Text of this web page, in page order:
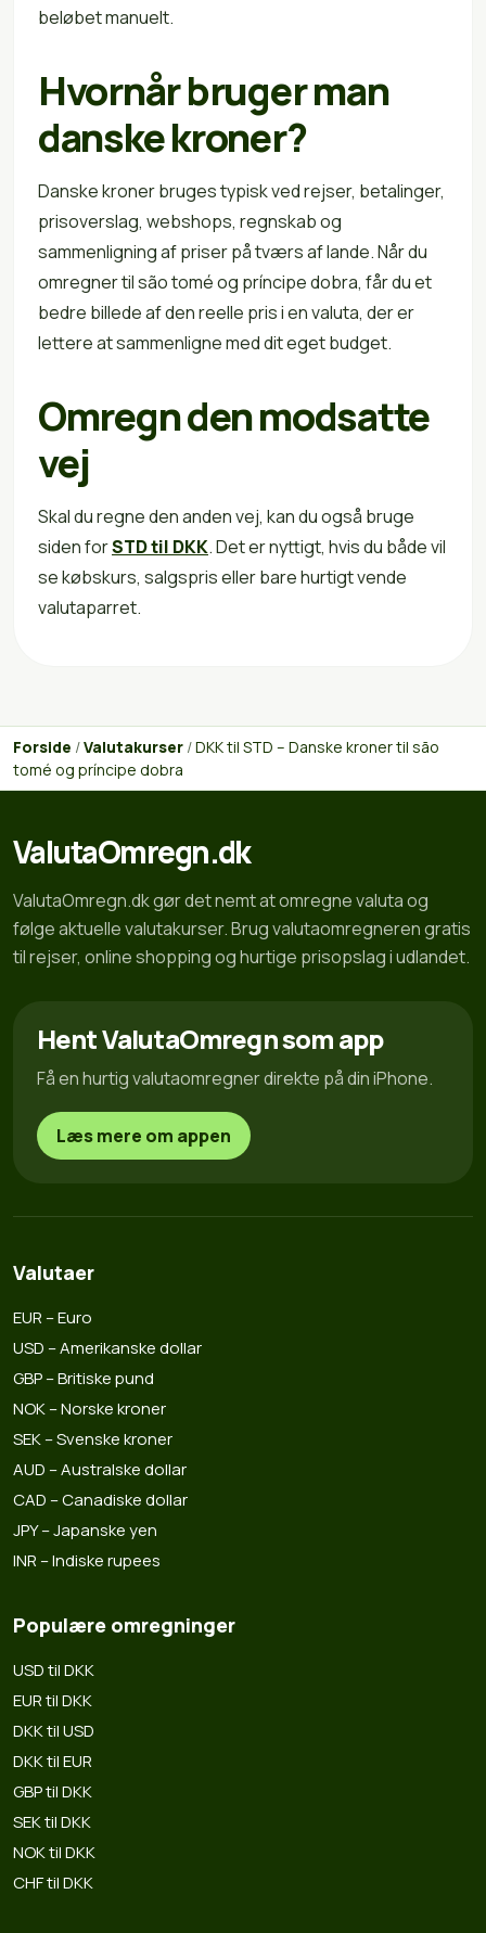
beløbet manuelt.
Hvornår bruger man
danske kroner?
Danske kroner bruges typisk ved rejser, betalinger,
prisoverslag, webshops, regnskab og
sammenligning af priser på tværs af lande. Når du
omregner til são tomé og príncipe dobra, får du et
bedre billede af den reelle pris i en valuta, der er
lettere at sammenligne med dit eget budget.
Omregn den modsatte
vej
Skal du regne den anden vej, kan du også bruge
siden forSTD til DKK. Det er nyttigt, hvis du både vil
se købskurs, salgspris eller bare hurtigt vende
valutaparret.
Forside /Valutakurser /DKK til STD – Danske kroner til são
tomé og príncipe dobra
ValutaOmregn.dk
ValutaOmregn.dk gør det nemt at omregne valuta og
følge aktuelle valutakurser. Brug valutaomregneren gratis
til rejser, online shopping og hurtige prisopslag i udlandet.
Hent ValutaOmregn som app
Få en hurtig valutaomregner direkte på din iPhone.
Læs mere om appen
Valutaer
EUR – Euro
USD – Amerikanske dollar
GBP – Britiske pund
NOK – Norske kroner
SEK – Svenske kroner
AUD – Australske dollar
CAD – Canadiske dollar
JPY – Japanske yen
INR – Indiske rupees
Populære omregninger
USD til DKK
EUR til DKK
DKK til USD
DKK til EUR
GBP til DKK
SEK til DKK
NOK til DKK
CHF til DKK